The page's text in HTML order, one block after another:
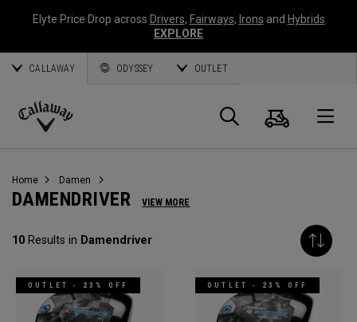
Elyte Price Drop across Drivers, Fairways, Irons and Hybrids
EXPLORE
CALLAWAY ODYSSEY OUTLET
Callaway
Suche
Home Damen
DAMENDRIVER VIEW MORE
10 Results in Damendriver
OUTLET - 23% OFF OUTLET - 23% OFF